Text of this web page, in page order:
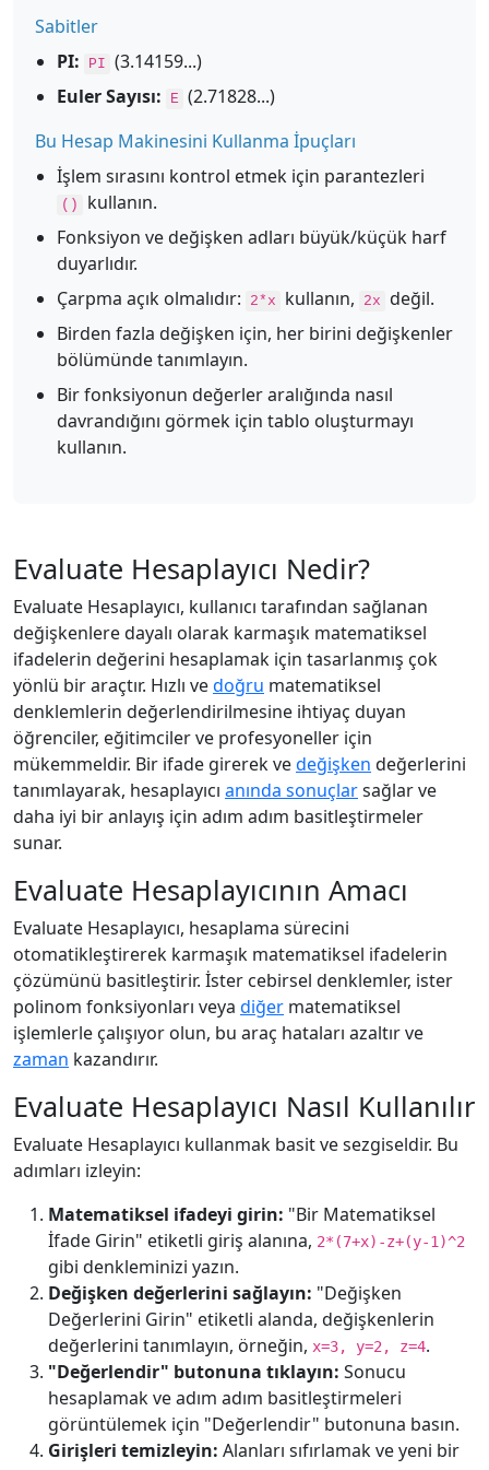
Sabitler
PI:
PI (3.14159...)
Euler Sayısı:
E (2.71828...)
Bu Hesap Makinesini Kullanma İpuçları
İşlem sırasını kontrol etmek için parantezleri
()
kullanın.
Fonksiyon ve değişken adları büyük/küçük harf
duyarlıdır.
Çarpma açık olmalıdır:
2*x kullanın, 2x değil.
Birden fazla değişken için, her birini değişkenler
bölümünde tanımlayın.
Bir fonksiyonun değerler aralığında nasıl
davrandığını görmek için tablo oluşturmayı
kullanın.
Evaluate Hesaplayıcı Nedir?
Evaluate Hesaplayıcı, kullanıcı tarafından sağlanan
değişkenlere dayalı olarak karmaşık matematiksel
ifadelerin değerini hesaplamak için tasarlanmış çok
yönlü bir araçtır. Hızlı vedoğru matematiksel
denklemlerin değerlendirilmesine ihtiyaç duyan
öğrenciler, eğitimciler ve profesyoneller için
mükemmeldir. Bir ifade girerek vedeğişken değerlerini
tanımlayarak, hesaplayıcı anında sonuçlarsağlar ve
daha iyi bir anlayış için adım adım basitleştirmeler
sunar.
Evaluate Hesaplayıcının Amacı
Evaluate Hesaplayıcı, hesaplama sürecini
otomatikleştirerek karmaşık matematiksel ifadelerin
çözümünü basitleştirir. İster cebirsel denklemler, ister
polinom fonksiyonları veya diğer matematiksel
işlemlerle çalışıyor olun, bu araç hataları azaltır ve
zaman kazandırır.
Evaluate Hesaplayıcı Nasıl Kullanılır
Evaluate Hesaplayıcı kullanmak basit ve sezgiseldir. Bu
adımları izleyin:
Matematiksel ifadeyi girin: "Bir Matematiksel
İfade Girin" etiketli giriş alanına, 2*(7+x)-z+(y-1)^2
gibi denkleminizi yazın.
Değişken değerlerini sağlayın: "Değişken
Değerlerini Girin" etiketli alanda, değişkenlerin
değerlerini tanımlayın, örneğin, x=3, y=2, z=4.
"Değerlendir" butonuna tıklayın: Sonucu
hesaplamak ve adım adım basitleştirmeleri
görüntülemek için "Değerlendir" butonuna basın.
Girişleri temizleyin: Alanları sıfırlamak ve yeni bir